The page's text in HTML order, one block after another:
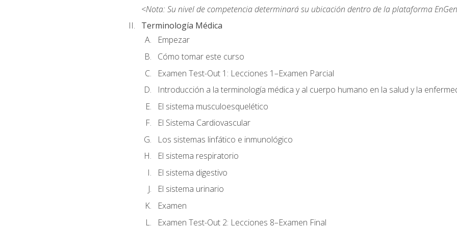
<Nota: Su nivel de competencia determinará su ubicación dentro de la plataforma
Terminología Médica
Empezar
Cómo tomar este curso
Examen Test-Out 1: Lecciones 1–Examen Parcial
Introducción a la terminología médica y al cuerpo humano en la salud y la
El sistema musculoesquelético
El Sistema Cardiovascular
Los sistemas linfático e inmunológico
El sistema respiratorio
El sistema digestivo
El sistema urinario
Examen
Examen Test-Out 2: Lecciones 8–Examen Final